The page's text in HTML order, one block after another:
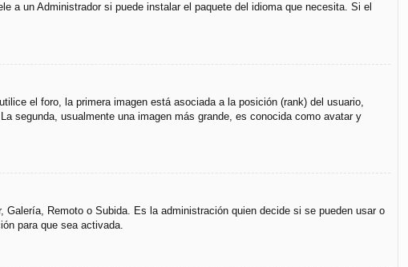
a un Administrador si puede instalar el paquete del idioma que necesita. Si el
el foro, la primera imagen está asociada a la posición (rank) del usuario,
segunda, usualmente una imagen más grande, es conocida como avatar y
Remoto o Subida. Es la administración quien decide si se pueden usar o
para que sea activada.